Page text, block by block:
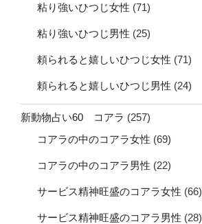
粘り強いひつじ女性 (71)
粘り強いひつじ男性 (25)
頼られると嬉しいひつじ女性 (71)
頼られると嬉しいひつじ男性 (24)
新動物占い60 コアラ (257)
コアラの中のコアラ女性 (69)
コアラの中のコアラ男性 (22)
サービス精神旺盛のコアラ女性 (66)
サービス精神旺盛のコアラ男性 (28)